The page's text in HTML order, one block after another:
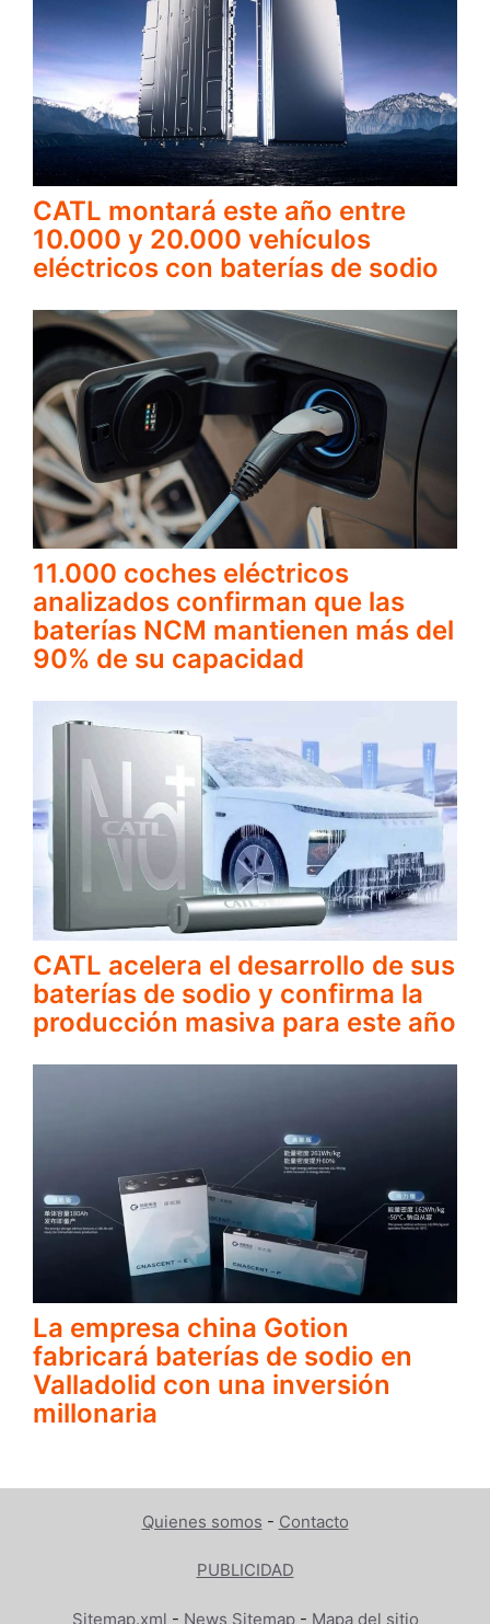
CATL montará este año entre
10.000 y 20.000 vehículos
eléctricos con baterías de sodio
11.000 coches eléctricos
analizados confirman que las
baterías NCM mantienen más del
90% de su capacidad
CATL acelera el desarrollo de sus
baterías de sodio y confirma la
producción masiva para este año
La empresa china Gotion
fabricará baterías de sodio en
Valladolid con una inversión
millonaria
Quienes somos - Contacto
PUBLICIDAD
Sitemap.xml - News Sitemap- Mapa del sitio